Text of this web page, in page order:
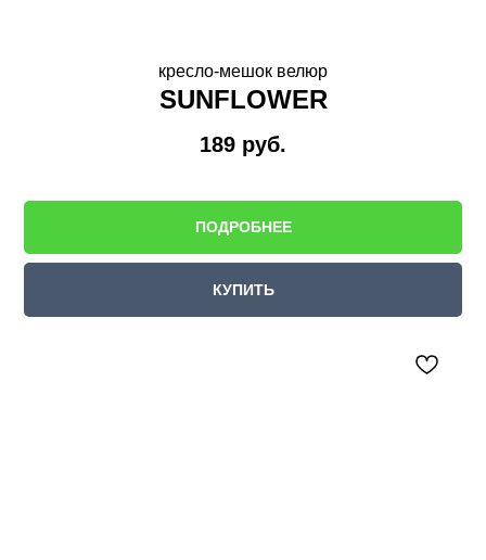
кресло-мешок велюр
SUNFLOWER
189 руб.
ПОДРОБНЕЕ
КУПИТЬ